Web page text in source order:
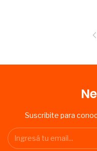
Suscribite para